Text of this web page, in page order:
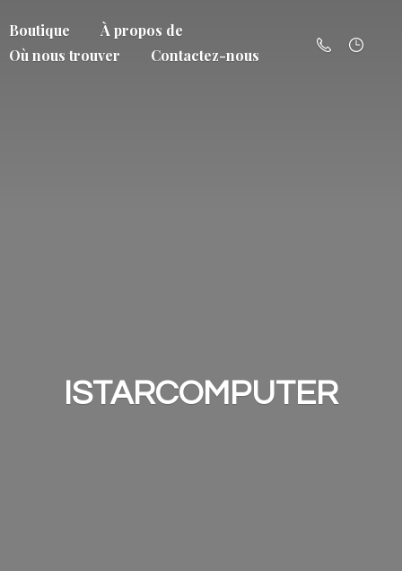
Boutique
À propos de
Où nous trouver
Contactez-nous
ISTARCOMPUTER